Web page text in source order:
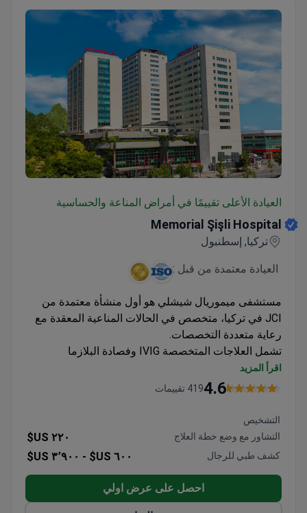
العيادة الأعلى تقييمًا في أمراض المناعة والحساسية
Memorial Şişli Hospital
تركيا, إسطنبول
العيادة معتمدة من قبل :
مستشفى ميموريال شيشلي هو أول منشأة معتمدة من
JCI في تركيا، متخصص في الحالات المناعية المعقدة مع
رعاية متعددة التخصصات.
تشمل العلاجات المتخصصة IVIG وفصادة البلازما
لاضطرابات المناعة الذاتية
نسبة نجاح 90% في إجراءات زراعة الأعضاء
نهج متعدد التخصصات يجمع بين خبرات طب الأعصاب
والروماتيزم والأمراض المعدية
اقرأ المزيد
4.6419 تقييمات
التشخيص
التشاور مع وضع خطة العلاج
٢٢٠ US$
كشف طبي للرجال ٦٠٠ US$ - ٣٬٩٠٠ US$
احصل على عرض اولي